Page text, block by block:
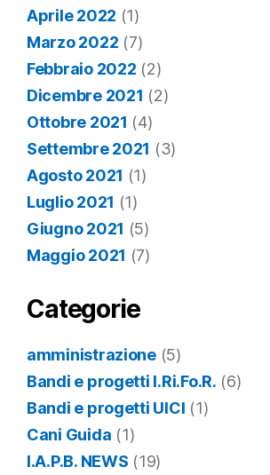
Aprile 2022 (1)
Marzo 2022 (7)
Febbraio 2022 (2)
Dicembre 2021 (2)
Ottobre 2021 (4)
Settembre 2021 (3)
Agosto 2021 (1)
Luglio 2021 (1)
Giugno 2021 (5)
Maggio 2021 (7)
Categorie
amministrazione(5)
Bandi e progetti I.Ri.Fo.R. (6)
Bandi e progetti UICI (1)
Cani Guida (1)
I.A.P.B. NEWS (19)